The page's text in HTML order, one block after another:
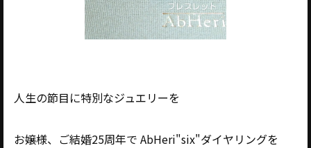
人生の節目に特別なジュエリーを
お嬢様、ご結婚25周年で AbHeri"six"ダイヤリングを